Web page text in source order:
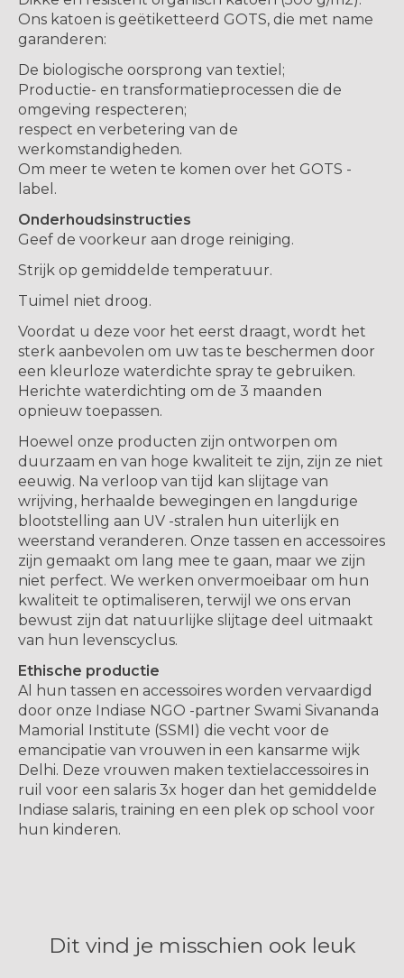
Ons katoen is geëtiketteerd GOTS, die met name
garanderen:
De biologische oorsprong van textiel;
Productie- en transformatieprocessen die de
omgeving respecteren;
respect en verbetering van de
werkomstandigheden.
Om meer te weten te komen over het GOTS -
label.
Onderhoudsinstructies
Geef de voorkeur aan droge reiniging.
Strijk op gemiddelde temperatuur.
Tuimel niet droog.
Voordat u deze voor het eerst draagt, wordt het
sterk aanbevolen om uw tas te beschermen door
een kleurloze waterdichte spray te gebruiken.
Herichte waterdichting om de 3 maanden
opnieuw toepassen.
Hoewel onze producten zijn ontworpen om
duurzaam en van hoge kwaliteit te zijn, zijn ze niet
eeuwig. Na verloop van tijd kan slijtage van
wrijving, herhaalde bewegingen en langdurige
blootstelling aan UV -stralen hun uiterlijk en
weerstand veranderen. Onze tassen en accessoires
zijn gemaakt om lang mee te gaan, maar we zijn
niet perfect. We werken onvermoeibaar om hun
kwaliteit te optimaliseren, terwijl we ons ervan
bewust zijn dat natuurlijke slijtage deel uitmaakt
van hun levenscyclus.
Ethische productie
Al hun tassen en accessoires worden vervaardigd
door onze Indiase NGO -partner Swami Sivananda
Mamorial Institute (SSMI) die vecht voor de
emancipatie van vrouwen in een kansarme wijk
Delhi. Deze vrouwen maken textielaccessoires in
ruil voor een salaris 3x hoger dan het gemiddelde
Indiase salaris, training en een plek op school voor
hun kinderen.
Dit vind je misschien ook leuk